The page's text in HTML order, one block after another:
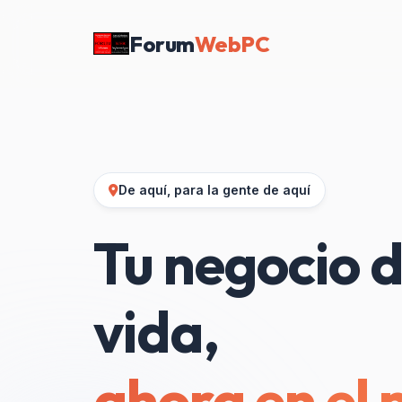
ForumWebPC
De aquí, para la gente de aquí
Tu negocio
vida,